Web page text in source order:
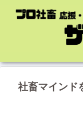
社畜マインド